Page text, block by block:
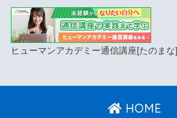
ヒューマンアカデミー通信講座[たのまな]
HOME